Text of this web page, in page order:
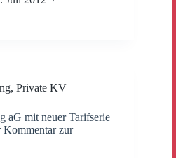
, Private KV
aG mit neuer Tarifserie
zur